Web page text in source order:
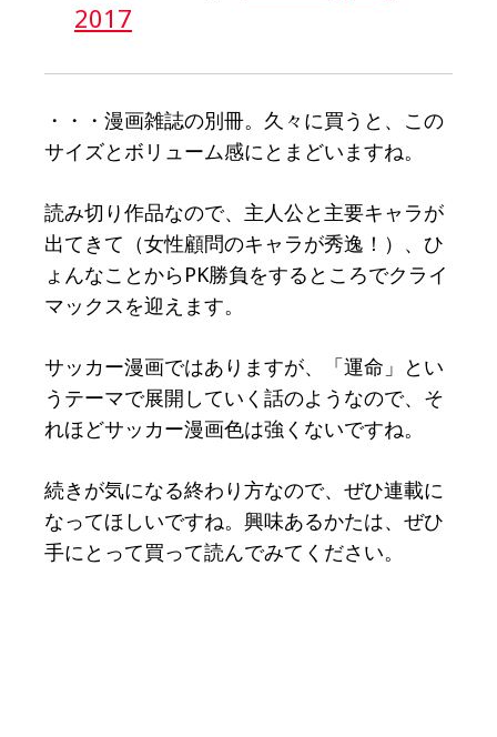
2017
・・・漫画雑誌の別冊。久々に買うと、この
サイズとボリューム感にとまどいますね。
読み切り作品なので、主人公と主要キャラが
出てきて（女性顧問のキャラが秀逸！）、ひ
ょんなことからPK勝負をするところでクライ
マックスを迎えます。
サッカー漫画ではありますが、「運命」とい
うテーマで展開していく話のようなので、そ
れほどサッカー漫画色は強くないですね。
続きが気になる終わり方なので、ぜひ連載に
なってほしいですね。興味あるかたは、ぜひ
手にとって買って読んでみてください。